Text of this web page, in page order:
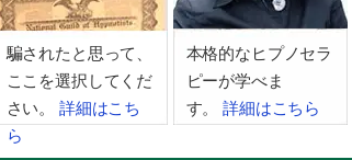
騙されたと思って、
ここを選択してくだ
さい。 詳細はこち
ら
本格的なヒプノセラ
ピーが学べま
す。詳細はこちら